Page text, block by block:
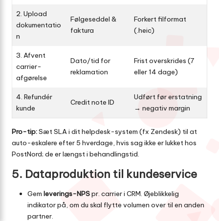
2. Upload
dokumentatio
n
Følgeseddel &
faktura
Forkert filformat
(.heic)
3. Afvent
carrier-
afgørelse
Dato/tid for
reklamation
Frist overskrides (7
eller 14 dage)
4. Refundér
kunde
Credit note ID
Udført før erstatning
→ negativ margin
Pro-tip:Sæt SLA i dit helpdesk-system (fx Zendesk) til at
auto-eskalere efter 5 hverdage, hvis sag ikke er lukket hos
PostNord; de er længst i behandlingstid.
5. Dataproduktion til kundeservice
Gem leverings-NPSpr. carrier i CRM. Øjeblikkelig
indikator på, om du skal flytte volumen over til en anden
partner.